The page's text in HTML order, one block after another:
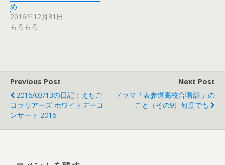
め
2016年12月31日
もろもろ
Previous Post
2016/03/13の日記：えちご
コラリアーズ ホワイトデーコ
ンサート 2016
Next Post
ドラマ「表参道高校合唱部!」の
こと（その9）何度でも